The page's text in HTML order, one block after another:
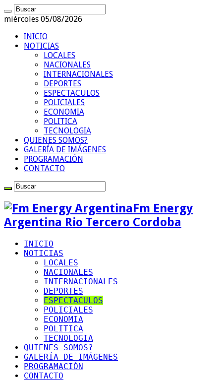
miércoles 05/08/2026
INICIO
NOTICIAS
LOCALES
NACIONALES
INTERNACIONALES
DEPORTES
ESPECTACULOS
POLICIALES
ECONOMIA
POLITICA
TECNOLOGIA
QUIENES SOMOS?
GALERÍA DE IMÁGENES
PROGRAMACIÓN
CONTACTO
Fm Energy
Argentina Rio Tercero Cordoba
INICIO
NOTICIAS
LOCALES
NACIONALES
INTERNACIONALES
DEPORTES
ESPECTACULOS
POLICIALES
ECONOMIA
POLITICA
TECNOLOGIA
QUIENES SOMOS?
GALERÍA DE IMÁGENES
PROGRAMACIÓN
CONTACTO